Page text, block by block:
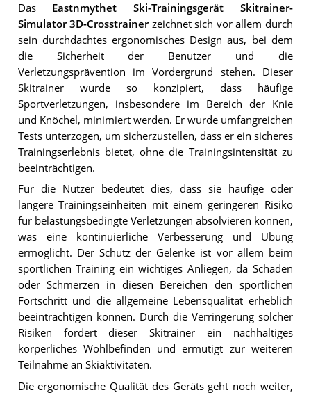
Das Eastnmythet Ski-Trainingsgerät Skitrainer-
Simulator 3D-Crosstrainerzeichnet sich vor allem durch
sein durchdachtes ergonomisches Design aus, bei dem
die Sicherheit der Benutzer und die
Verletzungsprävention im Vordergrund stehen. Dieser
Skitrainer wurde so konzipiert, dass häufige
Sportverletzungen, insbesondere im Bereich der Knie
und Knöchel, minimiert werden. Er wurde umfangreichen
Tests unterzogen, um sicherzustellen, dass er ein sicheres
Trainingserlebnis bietet, ohne die Trainingsintensität zu
beeinträchtigen.
Für die Nutzer bedeutet dies, dass sie häufige oder
längere Trainingseinheiten mit einem geringeren Risiko
für belastungsbedingte Verletzungen absolvieren können,
was eine kontinuierliche Verbesserung und Übung
ermöglicht. Der Schutz der Gelenke ist vor allem beim
sportlichen Training ein wichtiges Anliegen, da Schäden
oder Schmerzen in diesen Bereichen den sportlichen
Fortschritt und die allgemeine Lebensqualität erheblich
beeinträchtigen können. Durch die Verringerung solcher
Risiken fördert dieser Skitrainer ein nachhaltiges
körperliches Wohlbefinden und ermutigt zur weiteren
Teilnahme an Skiaktivitäten.
Die ergonomische Qualität des Geräts geht noch weiter,